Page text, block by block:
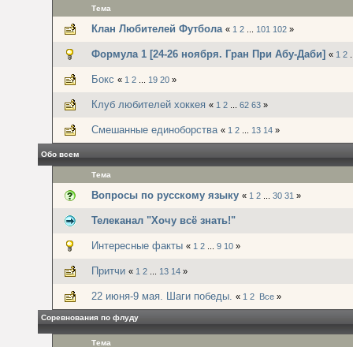
Тема
Клан Любителей Футбола « 1 2 101 102 »
Формула 1 [24-26 ноября. Гран При Абу-Даби] « 1 2
Бокс « 1 2 19 20 »
Клуб любителей хоккея « 1 2 62 63 »
Смешанные единоборства « 1 2 13 14 »
Обо всем
Тема
Вопросы по русскому языку « 1 2 30 31 »
Телеканал "Хочу всё знать!"
Интересные факты « 1 2 9 10 »
Притчи « 1 2 13 14 »
22 июня-9 мая. Шаги победы. « 1 2 Все »
Соревнования по флуду
Тема